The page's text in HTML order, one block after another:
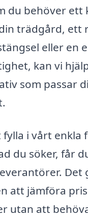
du behöver ett
trädgård, ett
eller en
kan vi
som passar
fylla i vårt enkla
du söker, får
Det
att jämföra
utan att